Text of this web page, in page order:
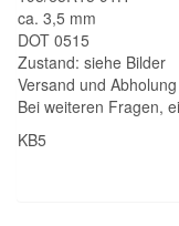
ca. 3,5 mm
DOT 0515
Zustand: siehe Bilder
Versand und
Bei weiteren Fragen,
KB5